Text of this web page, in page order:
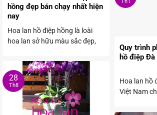
hồng đẹp bán chạy nhất hiện
nay
Hoa lan hồ điệp hồng là loài
hoa lan sở hữu màu sắc đẹp,
Quy trình
hồ điệp
Hoa lan hồ
Việt Nam
28
Th8